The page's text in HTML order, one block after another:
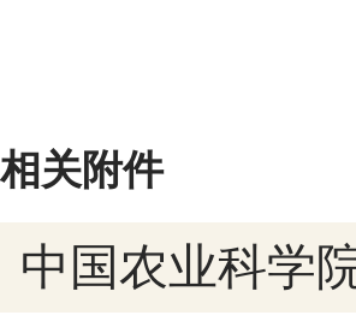
相关附件
中国农业科学